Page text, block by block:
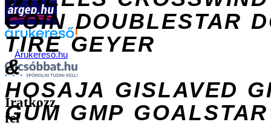
COIN DOUBLESTAR
TIRE GEYER
&
HOSAJA GISLAVED
GUM GMP GOALSTAR
Árukereső.hu
Iratkozz
fel